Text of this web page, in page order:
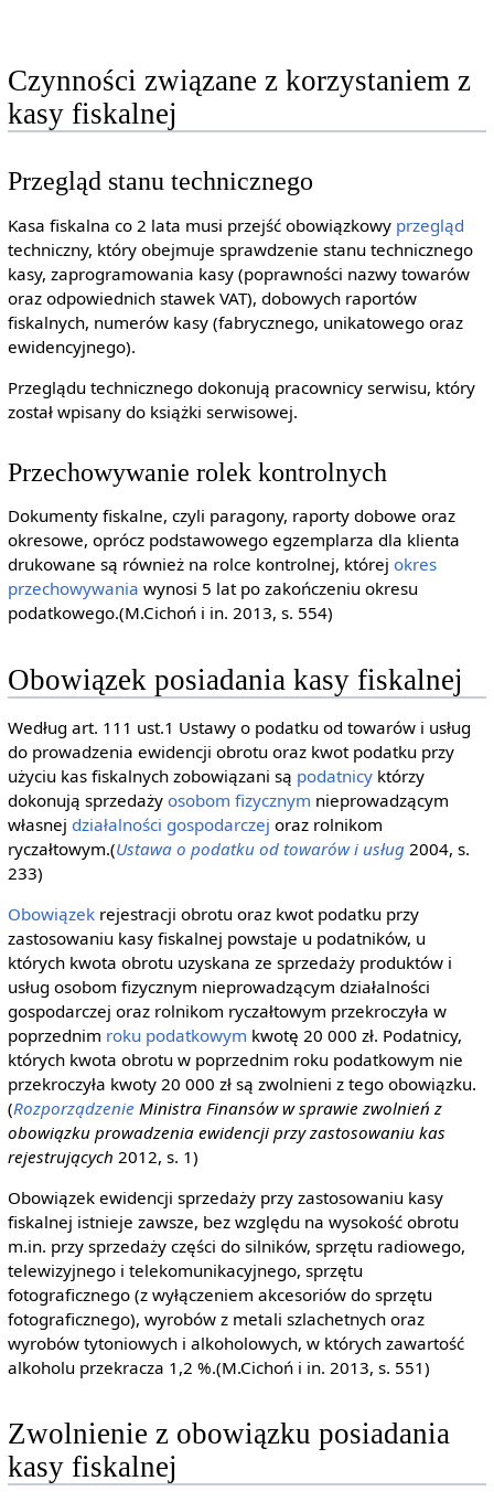
Czynności związane z korzystaniem z
kasy fiskalnej
Przegląd stanu technicznego
Kasa fiskalna co 2 lata musi przejść obowiązkowy przegląd
techniczny, który obejmuje sprawdzenie stanu technicznego
kasy, zaprogramowania kasy (poprawności nazwy towarów
oraz odpowiednich stawek VAT), dobowych raportów
fiskalnych, numerów kasy (fabrycznego, unikatowego oraz
ewidencyjnego).
Przeglądu technicznego dokonują pracownicy serwisu, który
został wpisany do książki serwisowej.
Przechowywanie rolek kontrolnych
Dokumenty fiskalne, czyli paragony, raporty dobowe oraz
okresowe, oprócz podstawowego egzemplarza dla klienta
drukowane są również na rolce kontrolnej, której okres
przechowywania wynosi 5 lat po zakończeniu okresu
podatkowego.(M.Cichoń i in. 2013, s. 554)
Obowiązek posiadania kasy fiskalnej
Według art. 111 ust.1 Ustawy o podatku od towarów i usług
do prowadzenia ewidencji obrotu oraz kwot podatku przy
użyciu kas fiskalnych zobowiązani są podatnicyktórzy
dokonują sprzedaży osobom fizycznym nieprowadzącym
własnej działalności gospodarczej oraz rolnikom
ryczałtowym.(Ustawa o podatku od towarów i usług2004, s.
233)
Obowiązekrejestracji obrotu oraz kwot podatku przy
zastosowaniu kasy fiskalnej powstaje u podatników, u
których kwota obrotu uzyskana ze sprzedaży produktów i
usług osobom fizycznym nieprowadzącym działalności
gospodarczej oraz rolnikom ryczałtowym przekroczyła w
poprzednim roku podatkowym kwotę 20 000 zł. Podatnicy,
których kwota obrotu w poprzednim roku podatkowym nie
przekroczyła kwoty 20 000 zł są zwolnieni z tego obowiązku.
(Rozporządzenie Ministra Finansów w sprawie zwolnień z
obowiązku prowadzenia ewidencji przy zastosowaniu kas
rejestrujących 2012, s. 1)
Obowiązek ewidencji sprzedaży przy zastosowaniu kasy
fiskalnej istnieje zawsze, bez względu na wysokość obrotu
m.in. przy sprzedaży części do silników, sprzętu radiowego,
telewizyjnego i telekomunikacyjnego, sprzętu
fotograficznego (z wyłączeniem akcesoriów do sprzętu
fotograficznego), wyrobów z metali szlachetnych oraz
wyrobów tytoniowych i alkoholowych, w których zawartość
alkoholu przekracza 1,2 %.(M.Cichoń i in. 2013, s. 551)
Zwolnienie z obowiązku posiadania
kasy fiskalnej